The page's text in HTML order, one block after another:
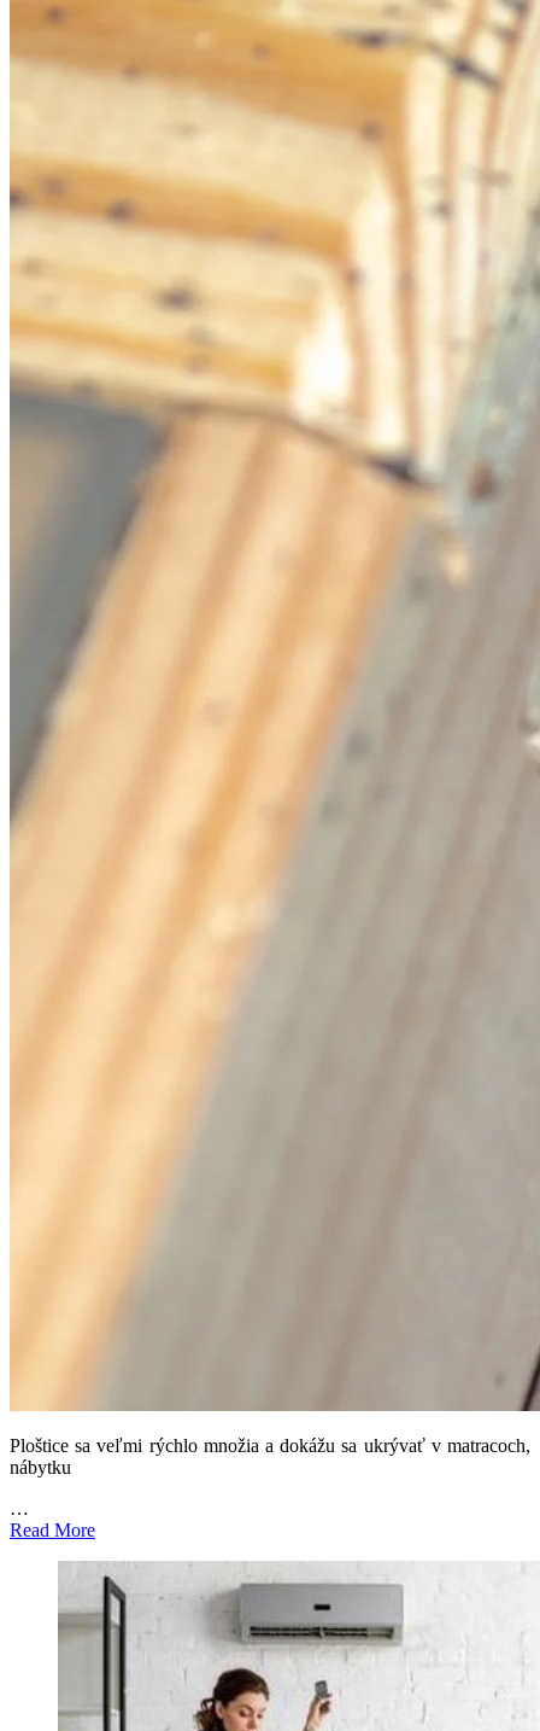
Ploštice sa veľmi rýchlo množia a dokážu sa ukrývať v matracoch,
nábytku
…
Read More